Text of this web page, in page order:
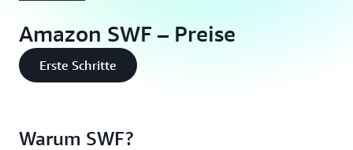
Amazon SWF – Preise
Erste Schritte
Warum SWF?